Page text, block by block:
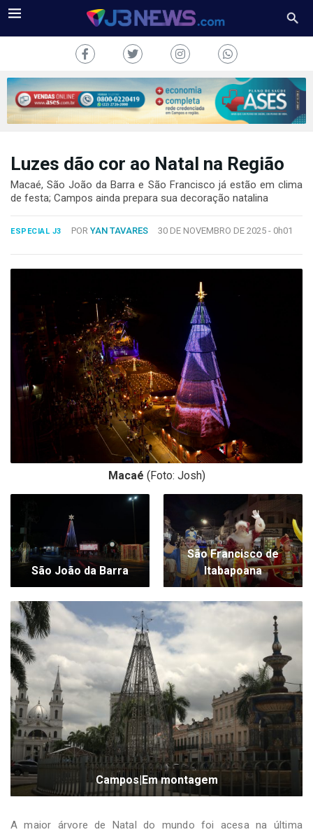
J3NEWS
TV
FALE
CONOSCO
Desenvolvido
Hesea
Tecnologia
Sistemas
Luzes dão cor ao Natal na Região
Macaé, São João da Barra e São Francisco já estão em clima
de festa; Campos ainda prepara sua decoração natalina
ESPECIAL J3 POR YAN TAVARES 30 DE NOVEMBRO DE 2025 - 0h01
Macaé (Foto: Josh)
São João da Barra
São Francisco de
Itabapoana
Campos|Em montagem
A maior árvore de Natal do mundo foi acesa na última